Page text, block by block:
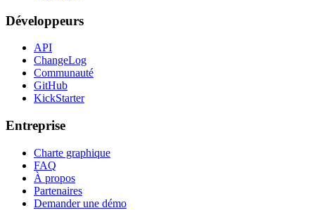
Développeurs
API
ChangeLog
Communauté
GitHub
KickStarter
Entreprise
Charte graphique
FAQ
À propos
Partenaires
Demander une démo